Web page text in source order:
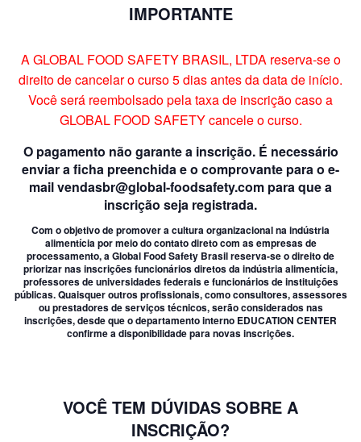
IMPORTANTE
A GLOBAL FOOD SAFETY BRASIL, LTDA reserva-se o
direito de cancelar o curso 5 dias antes da data de início.
Você será reembolsado pela taxa de inscrição caso a
GLOBAL FOOD SAFETY cancele o curso.
O pagamento não garante a inscrição. É necessário
enviar a ficha preenchida e o comprovante para o e-
mail vendasbr@global-foodsafety.com para que a
inscrição seja registrada.
Com o objetivo de promover a cultura organizacional na indústria
alimentícia por meio do contato direto com as empresas de
processamento, a Global Food Safety Brasil reserva-se o direito de
priorizar nas inscrições funcionários diretos da indústria alimentícia,
professores de universidades federais e funcionários de instituições
públicas. Quaisquer outros profissionais, como consultores, assessores
ou prestadores de serviços técnicos, serão considerados nas
inscrições, desde que o departamento interno EDUCATION CENTER
confirme a disponibilidade para novas inscrições.
VOCÊ TEM DÚVIDAS SOBRE A
INSCRIÇÃO?